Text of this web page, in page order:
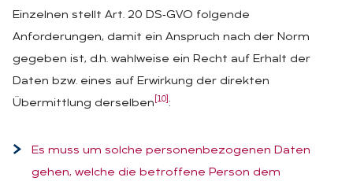
Einzelnen stellt Art. 20 DS‑GVO folgende
Anforderungen, damit ein Anspruch nach der Norm
gegeben ist, d.h. wahlweise ein Recht auf Erhalt der
Daten bzw. eines auf Erwirkung der direkten
Übermittlung derselben [10] :
Es muss um solche personenbezogenen Daten
gehen, welche die betroffene Person dem